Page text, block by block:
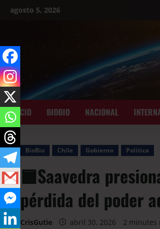
agosto 5, 2026
INICIO BIOBIO NACIONAL
BioBio Chile Gobierno Política
🟦Saavedra
pérdida del poder
CrisGutie abril 30, 2026 2 minutes